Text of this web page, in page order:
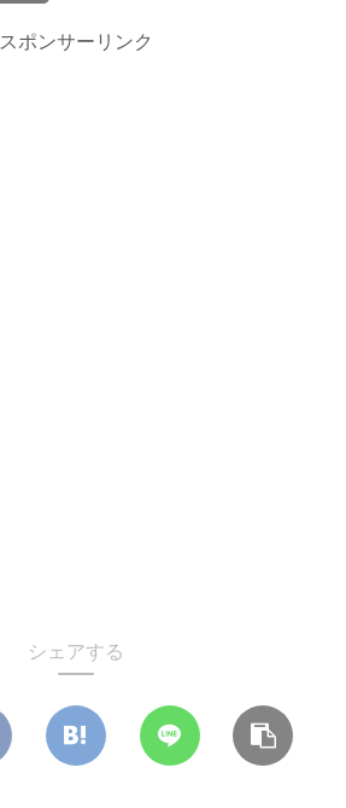
スポンサーリンク
シェアする